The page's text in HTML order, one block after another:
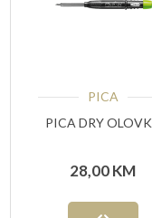
PICA
PICA DRY
28,00KM